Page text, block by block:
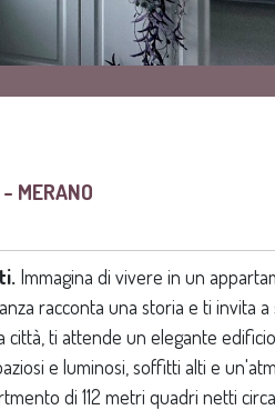
MERANO
Immagina di vivere in un
racconta una storia e ti invita
ti attende un elegante
e luminosi, soffitti alti e
di 112 metri quadri netti